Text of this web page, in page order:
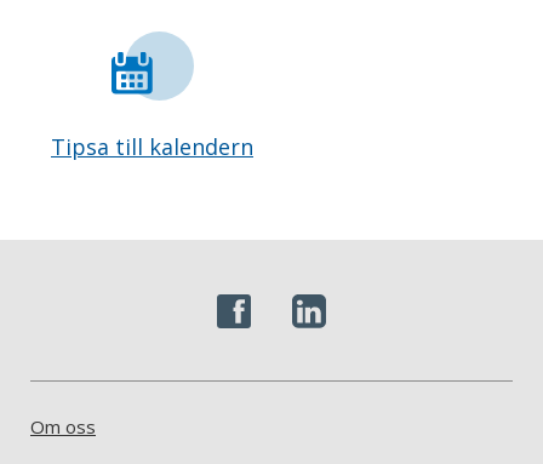
Tipsa till kalendern
Om oss